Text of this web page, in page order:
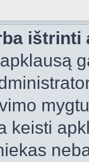
ištrinti
keisti